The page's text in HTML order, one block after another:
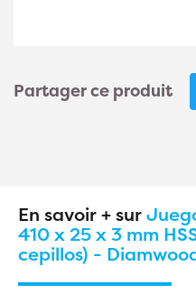
Partager ce produit
En savoir + sur
410 x 25 x 3 mm
cepillos) -